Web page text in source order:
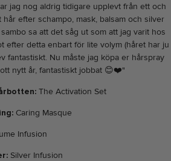
jag nog aldrig tidigare upplevt från ett och
hår efter schampo, mask, balsam och silver
sa att det såg ut som att jag varit hos
efter detta enbart för lite volym (håret har ju
fantastiskt. Nu måste jag köpa er hårspray
nytt år, fantastiskt jobbat 😊❤️"
The Activation Set
Caring Masque
Infusion
Silver Infusion